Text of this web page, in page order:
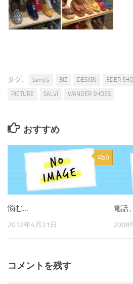
タグ: barry's BIZ DESIGN EDER
PICTURE
SALVI WANDER SHOES
おすすめ
0
悩む…
2012年4月21日
電話
2008
コメントを残す